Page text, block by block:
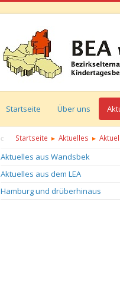
Startseite Über uns
Startseite Aktuelles
Aktuelles aus Wandsbek
Aktuelles aus dem LEA
Hamburg und drüberhinaus